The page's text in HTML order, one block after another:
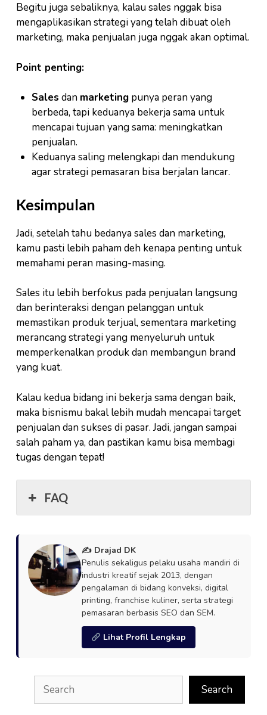
Begitu juga sebaliknya, kalau sales nggak bisa
mengaplikasikan strategi yang telah dibuat oleh
marketing, maka penjualan juga nggak akan optimal.
Point penting:
Sales dan marketingpunya peran yang
berbeda, tapi keduanya bekerja sama untuk
mencapai tujuan yang sama: meningkatkan
penjualan.
Keduanya saling melengkapi dan mendukung
agar strategi pemasaran bisa berjalan lancar.
Kesimpulan
Jadi, setelah tahu bedanya sales dan marketing,
kamu pasti lebih paham deh kenapa penting untuk
memahami peran masing-masing.
Sales itu lebih berfokus pada penjualan langsung
dan berinteraksi dengan pelanggan untuk
memastikan produk terjual, sementara marketing
merancang strategi yang menyeluruh untuk
memperkenalkan produk dan membangun brand
yang kuat.
Kalau kedua bidang ini bekerja sama dengan baik,
maka bisnismu bakal lebih mudah mencapai target
penjualan dan sukses di pasar. Jadi, jangan sampai
salah paham ya, dan pastikan kamu bisa membagi
tugas dengan tepat!
FAQ
✍️ Drajad DK
Penulis sekaligus pelaku usaha mandiri di
industri kreatif sejak 2013, dengan
pengalaman di bidang konveksi, digital
printing, franchise kuliner, serta strategi
pemasaran berbasis SEO dan SEM.
Lihat Profil Lengkap
Search
Search